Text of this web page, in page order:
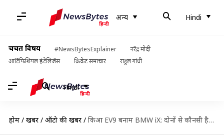
अन्य Hindi
चर्चित विषय #NewsBytesExplainer
नरेंद्र मोदी
आर्टिफिशियल इंटेलिजेंस
क्रिकेट समाचार राहुल गांधी
Hindi
होम / खबरें / ऑटो की खबरें / किआ EV9 बनाम BMW iX: दोनों से कौनसी है पैसा वसूल इलेक्ट्रिक SUV?